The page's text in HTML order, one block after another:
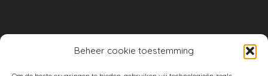
Beheer cookie toestemming